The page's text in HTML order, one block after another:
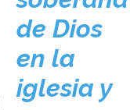
de Dios
en la
iglesia y